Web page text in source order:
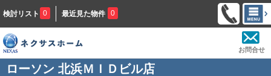
検討リスト 0 最近見た物件 0
お問合せ
ローソン 北浜ＭＩＤビル店